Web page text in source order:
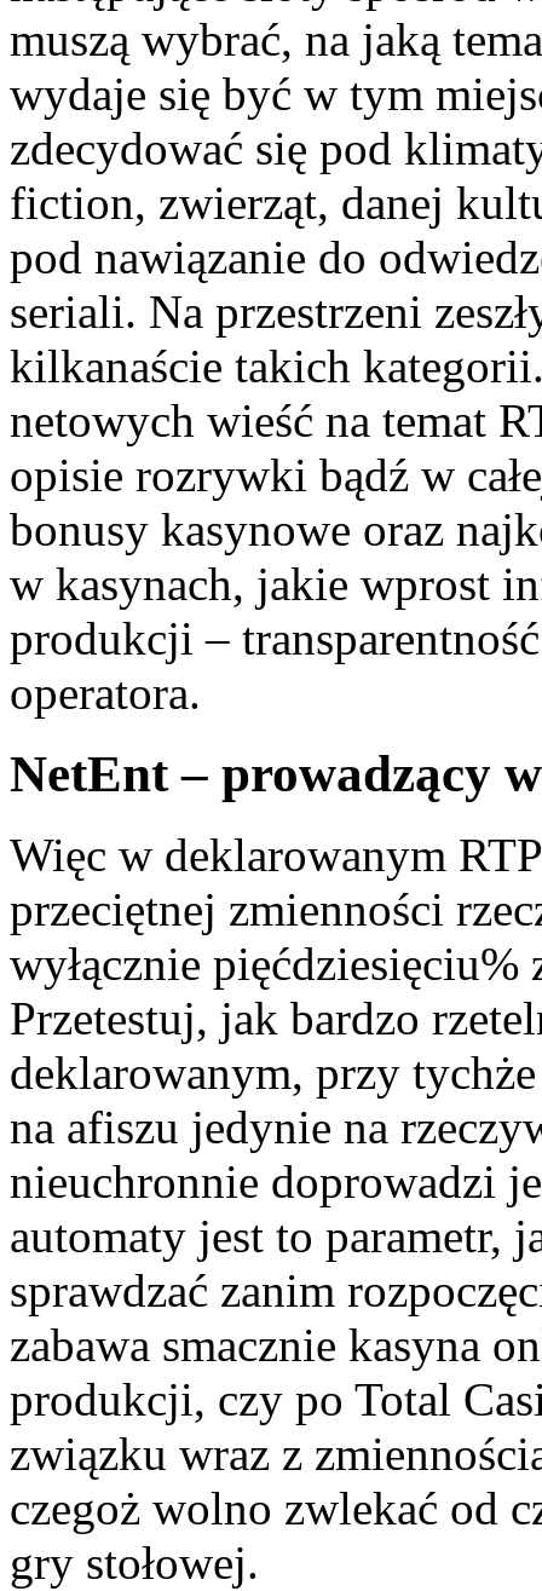
muszą wybrać, na jaką
wydaje się być w tym
zdecydować się pod
fiction, zwierząt, danej
pod nawiązanie do
seriali. Na przestrzeni
kilkanaście takich
netowych wieść na temat
opisie rozrywki bądź w
bonusy kasynowe oraz
w kasynach, jakie wprost
produkcji –
operatora.
NetEnt – prowadzący
Więc w deklarowanym
przeciętnej zmienności
wyłącznie
Przetestuj, jak bardzo
deklarowanym, przy
na afiszu jedynie na
nieuchronnie doprowadzi
automaty jest to parametr,
sprawdzać zanim
zabawa smacznie kasyna
produkcji, czy po Total
związku wraz z
czegoż wolno zwlekać od
gry stołowej.